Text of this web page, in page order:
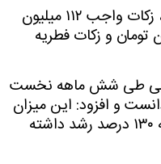
زکات واجب ۱۱۲ میلیون
تومان و زکات فطریه
طی شش ماهه نخست
و افزود: این میزان
۱۳۰ درصد رشد داشته